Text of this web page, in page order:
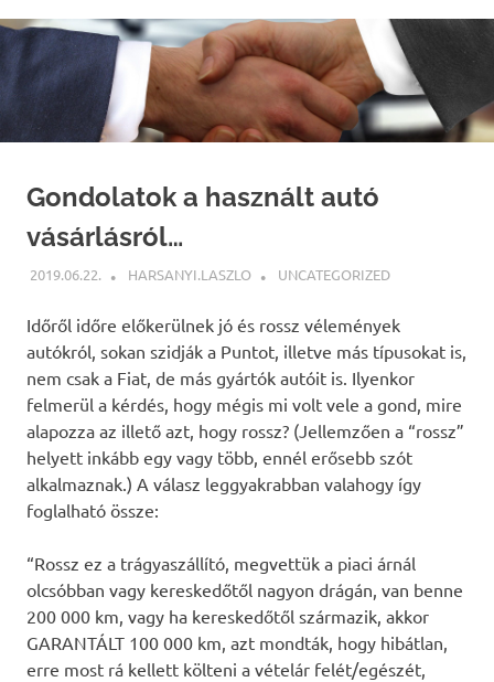
Gondolatok a használt autó
vásárlásról…
2019.06.22. HARSANYI.LASZLO UNCATEGORIZED
Időről időre előkerülnek jó és rossz vélemények
autókról, sokan szidják a Puntot, illetve más típusokat is,
nem csak a Fiat, de más gyártók autóit is. Ilyenkor
felmerül a kérdés, hogy mégis mi volt vele a gond, mire
alapozza az illető azt, hogy rossz? (Jellemzően a “rossz”
helyett inkább egy vagy több, ennél erősebb szót
alkalmaznak.) A válasz leggyakrabban valahogy így
foglalható össze:
“Rossz ez a trágyaszállító, megvettük a piaci árnál
olcsóbban vagy kereskedőtől nagyon drágán, van benne
200 000 km, vagy ha kereskedőtől származik, akkor
GARANTÁLT 100 000 km, azt mondták, hogy hibátlan,
erre most rá kellett költeni a vételár felét/egészét,